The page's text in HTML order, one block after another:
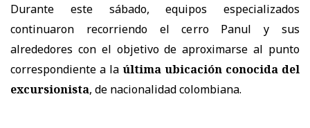
Durante este sábado, equipos especializados
continuaron recorriendo el cerro Panul y sus
alrededores con el objetivo de aproximarse al punto
correspondiente a la última ubicación conocida del
excursionista, de nacionalidad colombiana.